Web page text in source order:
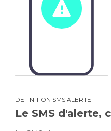
DEFINITION SMS ALERTE
Le SMS d'alerte,